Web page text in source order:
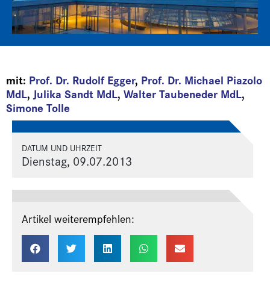
mit: Prof. Dr. Rudolf Egger, Prof. Dr. Michael Piazolo
MdL, Julika Sandt MdL, Walter Taubeneder MdL,
Simone Tolle
DATUM UND UHRZEIT
Dienstag, 09.07.2013
Artikel weiterempfehlen: